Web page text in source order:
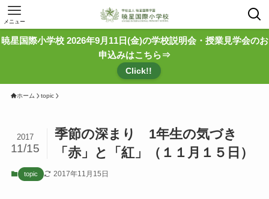
メニュー
暁星国際小学校 2026年9月11日(金)の学校説明会・授業見学会のお
申込みはこちら⇒
Click!!
ホーム topic
季節の深まり 1年生の気づき
「赤」と「紅」（１１月１５日）
2017
11/15
topic 2017年11月15日